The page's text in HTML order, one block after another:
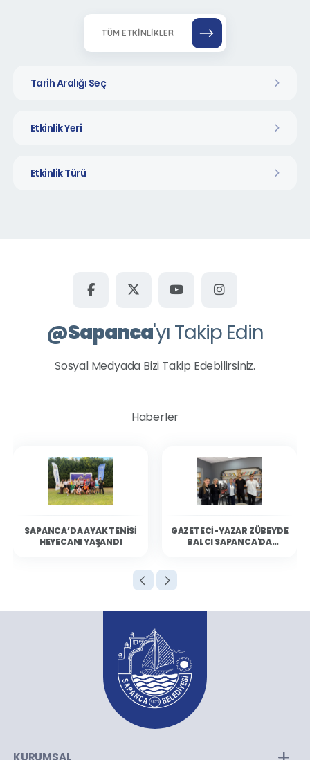
Tarih Aralığı Seç
Etkinlik Yeri
Etkinlik Türü
TÜM ETKINLIKLER
@Sapanca'yı Takip Edin
Sosyal Medyada Bizi Takip Edebilirsiniz.
Haberler
SAPANCA’DA AYAK TENISI
HEYECANI YAŞANDI
GAZETECI-YAZAR ZÜBEYDE
BALCI SAPANCA'DA
KURUMSAL